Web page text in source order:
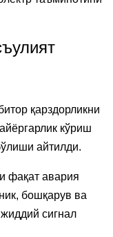
қарздорликни
кўриш
айтилди.
фақат авария
бошқарув ва
сигнал